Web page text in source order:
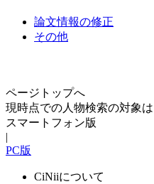
論文情報の修正
その他
ページトップへ
現時点での人物検索の対象
スマートフォン版
|
PC版
CiNiiについて